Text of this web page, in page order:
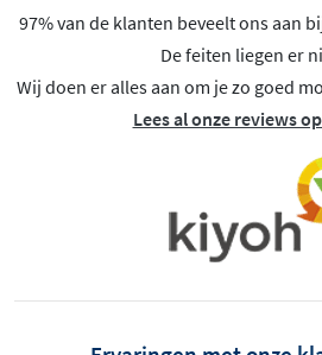
97% van de klanten beveelt ons aan
De feiten liegen er
Wij doen er alles aan om je zo goed
Lees al onze reviews